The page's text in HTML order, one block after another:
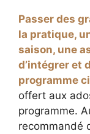
Passer des
la pratique,
saison, une
d’intégrer et
programme
offert aux
programme.
recommandé